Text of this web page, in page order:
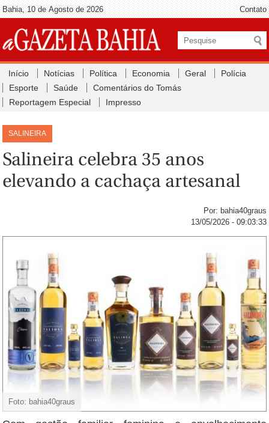
Bahia, 10 de Agosto de 2026 Contato
Início Notícias Política Economia Geral
Polícia
Esporte
Saúde
Comentários do Tomás
Reportagem Especial
Impresso
SALINEIRA
Salineira celebra 35 anos
elevando a cachaça artesanal
Por: bahia40graus
13/05/2026 - 09:03:33
Foto: bahia40graus